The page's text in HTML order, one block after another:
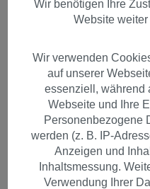
Wir benötigen Ihre
Website
Wir verwenden
auf unserer
essenziell, während
Webseite und Ihre
Personenbezogene
werden (z. B. IP-
Anzeigen und
Inhaltsmessung.
Verwendung Ihrer